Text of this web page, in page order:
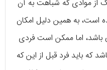
از موادی که شباهت به آن
به همین دلیل امکان
باشد، اما ممکن است فردی
که باید فرد قبل از این که